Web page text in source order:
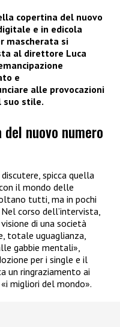
copertina del nuovo
e in edicola
mascherata si
al direttore Luca
e
alle provocazioni
suo stile.
nuovo numero
spicca quella
il mondo delle
tutti, ma in pochi
corso dell’intervista,
di una società
totale uguaglianza,
gabbie mentali»,
per i single e il
un ringraziamento ai
migliori del mondo».